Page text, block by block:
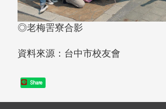
◎老梅罟寮合影
資料來源：台中市校友會
Share